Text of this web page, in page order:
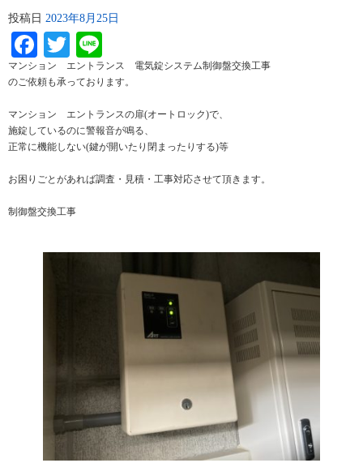
投稿日 2023年8月25日
Facebook
Twitter
マンション エントランス 電気錠システム制御盤交換工事
のご依頼も承っております。
マンション エントランスの扉(オートロック)で、
施錠しているのに警報音が鳴る、
正常に機能しない(鍵が開いたり閉まったりする)等
お困りごとがあれば調査・見積・工事対応させて頂きます。
制御盤交換工事